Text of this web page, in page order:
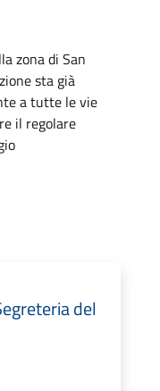
zona di San
sta già
a tutte le vie
il regolare
del